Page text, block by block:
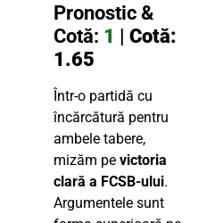
Pronostic &
Cotă: 1 | Cotă:
1.65
Într-o partidă cu
încărcătură pentru
ambele tabere,
mizăm pe victoria
clară a FCSB-ului.
Argumentele sunt